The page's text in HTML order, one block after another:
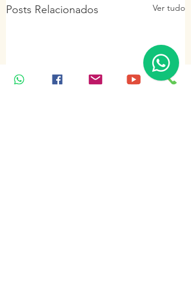
Posts Relacionados Ver tudo